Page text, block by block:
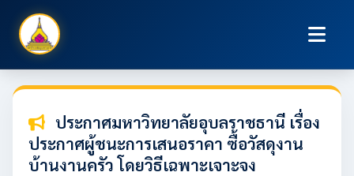
ประกาศมหาวิทยาลัยอุบลราชธานี เรื่อง
ประกาศผู้ชนะการเสนอราคา ซื้อวัสดุงาน
บ้านงานครัว โดยวิธีเฉพาะเจาะจง